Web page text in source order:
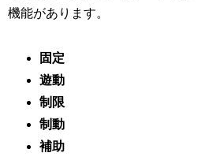
機能があります。
固定
遊動
制限
制動
補助